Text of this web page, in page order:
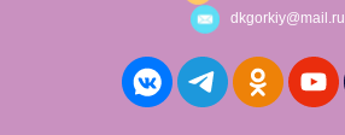
dkgorkiy@mail.ru